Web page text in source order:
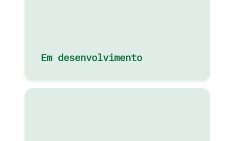
Em desenvolvimento